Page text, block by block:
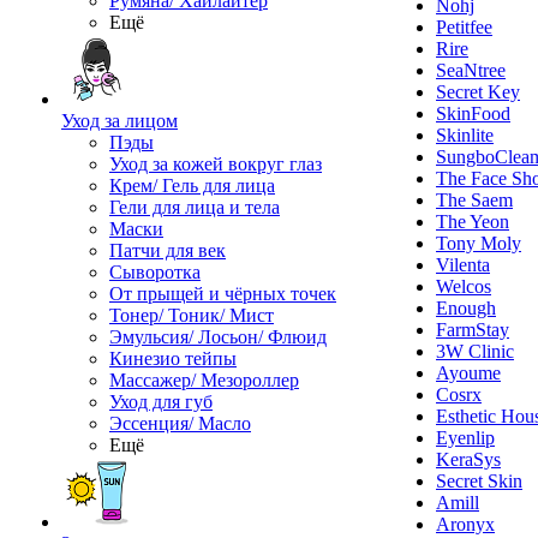
Ещё
Уход за лицом
Пэды
Уход за кожей вокруг глаз
Крем/ Гель для лица
Гели для лица и тела
Маски
Патчи для век
Сыворотка
От прыщей и чёрных точек
Тонер/ Тоник/ Мист
Эмульсия/ Лосьон/ Флюид
Кинезио тейпы
Массажер/ Мезороллер
Уход для губ
Эссенция/ Масло
Ещё
Nohj
Petitfee
Rire
SeaNtree
Secret Key
SkinFood
Skinlite
The Face
The Saem
The Yeon
Tony Moly
Vilenta
Welcos
Enough
FarmStay
3W Clinic
Ayoume
Cosrx
Esthetic
Eyenlip
KeraSys
Secret Skin
Amill
Aronyx